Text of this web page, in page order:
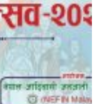
बुधबारको राशिफल